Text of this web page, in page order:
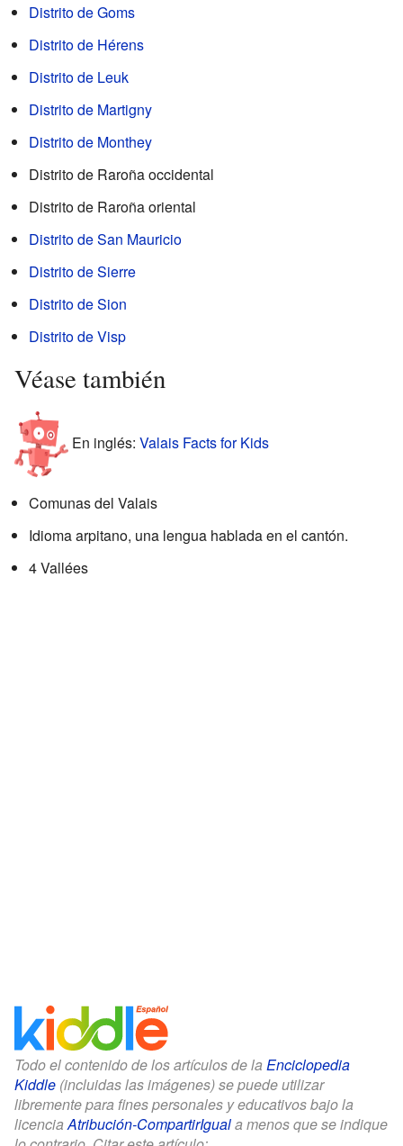
Distrito de Goms
Distrito de Hérens
Distrito de Leuk
Distrito de Martigny
Distrito de Monthey
Distrito de Raroña occidental
Distrito de Raroña oriental
Distrito de San Mauricio
Distrito de Sierre
Distrito de Sion
Distrito de Visp
Véase también
En inglés: Valais Facts for Kids
Comunas del Valais
Idioma arpitano, una lengua hablada en el cantón.
4 Vallées
Todo el contenido de los artículos de la Enciclopedia
Kiddle (incluidas las imágenes) se puede utilizar
libremente para fines personales y educativos bajo la
licenciaAtribución-CompartirIguala menos que se indique